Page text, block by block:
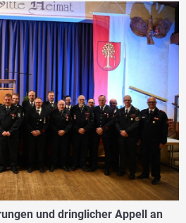
und dringlicher Appell an